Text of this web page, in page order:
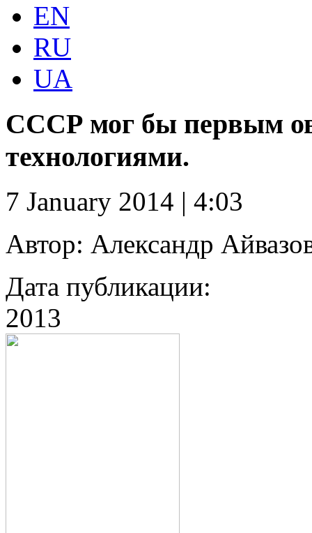
EN
RU
UA
СССР мог бы первым
технологиями.
7 January 2014 | 4:03
Автор: Александр
Дата публикации:
2013